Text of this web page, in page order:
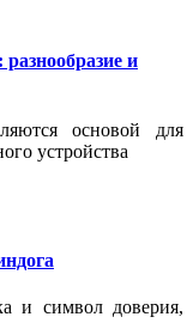
и
основой для
устройства
и символ доверия,